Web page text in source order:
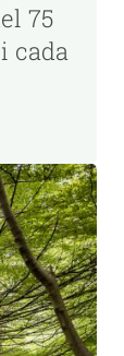
75
cada